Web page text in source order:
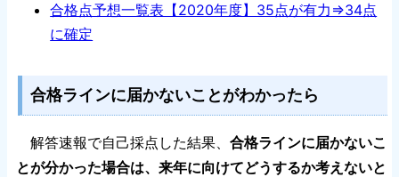
合格点予想一覧表【2020年度】35点が有力⇒34点
に確定
合格ラインに届かないことがわかったら
解答速報で自己採点した結果、 合格ラインに届かないこ
とが分かった場合は、来年に向けてどうするか考えないと